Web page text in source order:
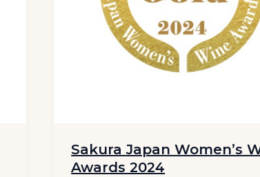
Sakura Japan Women’s
Awards 2024